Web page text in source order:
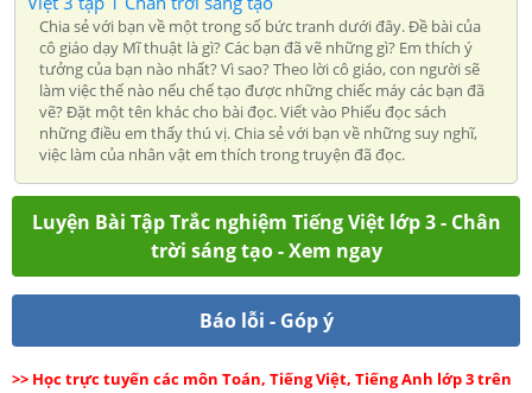
Chia sẻ với bạn về một trong số bức tranh dưới đây. Đề bài của
cô giáo dạy Mĩ thuật là gì? Các bạn đã vẽ những gì? Em thích ý
tưởng của bạn nào nhất? Vì sao? Theo lời cô giáo, con người sẽ
làm việc thế nào nếu chế tạo được những chiếc máy các bạn đã
vẽ? Đặt một tên khác cho bài đọc. Viết vào Phiếu đọc sách
những điều em thấy thú vị. Chia sẻ với bạn về những suy nghĩ,
việc làm của nhân vật em thích trong truyện đã đọc.
Luyện Bài Tập Trắc nghiệm Tiếng Việt lớp 3 - Chân
trời sáng tạo - Xem ngay
Báo lỗi - Góp ý
>> Học trực tuyến các môn Toán, Tiếng Việt, Tiếng Anh lớp 3 trên